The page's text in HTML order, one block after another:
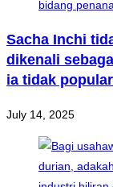
Sacha Inchi
dikenali
ia tidak
July 14, 2025